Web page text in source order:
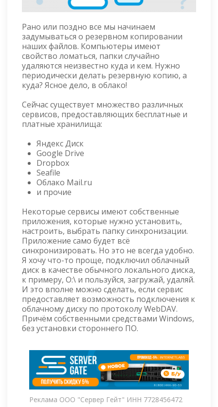
Рано или поздно все мы начинаем
задумываться о резервном копировании
наших файлов. Компьютеры имеют
свойство ломаться, папки случайно
удаляются неизвестно куда и кем. Нужно
периодически делать резервную копию, а
куда? Ясное дело, в облако!
Сейчас существует множество различных
сервисов, предоставляющих бесплатные и
платные хранилища:
Яндекс Диск
Google Drive
Dropbox
Seafile
Облако Mail.ru
и прочие
Некоторые сервисы имеют собственные
приложения, которые нужно установить,
настроить, выбрать папку синхронизации.
Приложение само будет всё
синхронизировать. Но это не всегда удобно.
Я хочу что-то проще, подключил облачный
диск в качестве обычного локального диска,
к примеру, O:\ и пользуйся, загружай, удаляй.
И это вполне можно сделать, если сервис
предоставляет возможность подключения к
облачному диску по протоколу WebDAV.
Причём собственными средствами Windows,
без установки стороннего ПО.
Реклама ООО "Сервер Гейт" ИНН 7728456472